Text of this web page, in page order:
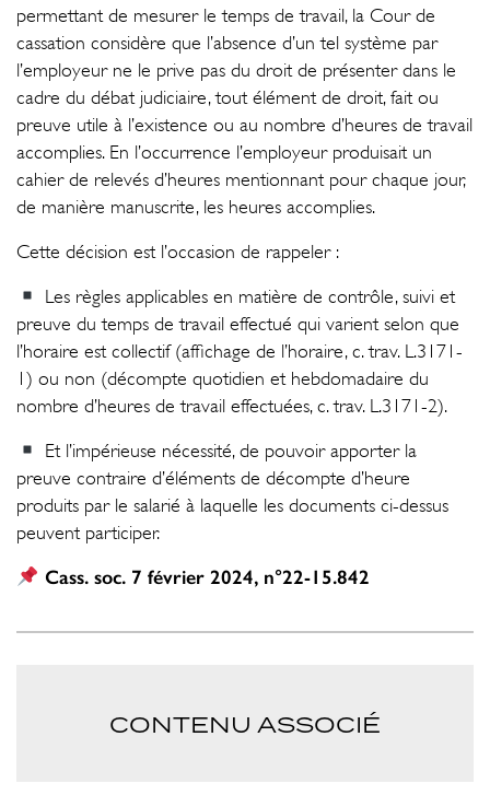
permettant de mesurer le temps de travail, la Cour de
cassation considère que l’absence d’un tel système par
l’employeur ne le prive pas du droit de présenter dans le
cadre du débat judiciaire, tout élément de droit, fait ou
preuve utile à l’existence ou au nombre d’heures de travail
accomplies. En l’occurrence l’employeur produisait un
cahier de relevés d’heures mentionnant pour chaque jour,
de manière manuscrite, les heures accomplies.
Cette décision est l’occasion de rappeler :
Les règles applicables en matière de contrôle, suivi et
preuve du temps de travail effectué qui varient selon que
l’horaire est collectif (affichage de l’horaire, c. trav. L.3171-
1) ou non (décompte quotidien et hebdomadaire du
nombre d’heures de travail effectuées, c. trav. L.3171-2).
Et l’impérieuse nécessité, de pouvoir apporter la
preuve contraire d’éléments de décompte d’heure
produits par le salarié à laquelle les documents ci-dessus
peuvent participer.
Cass. soc. 7 février 2024, n°22-15.842
CONTENU ASSOCIÉ